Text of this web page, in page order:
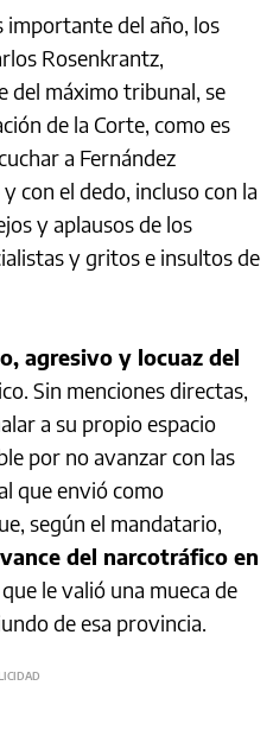
importante del año, los
Rosenkrantz,
del máximo tribunal, se
de la Corte, como es
a Fernández
con el dedo, incluso con la
y aplausos de los
y gritos e insultos de
agresivo y locuaz del
Sin menciones directas,
a su propio espacio
por no avanzar con las
que envió como
según el mandatario,
del narcotráfico en
le valió una mueca de
de esa provincia.